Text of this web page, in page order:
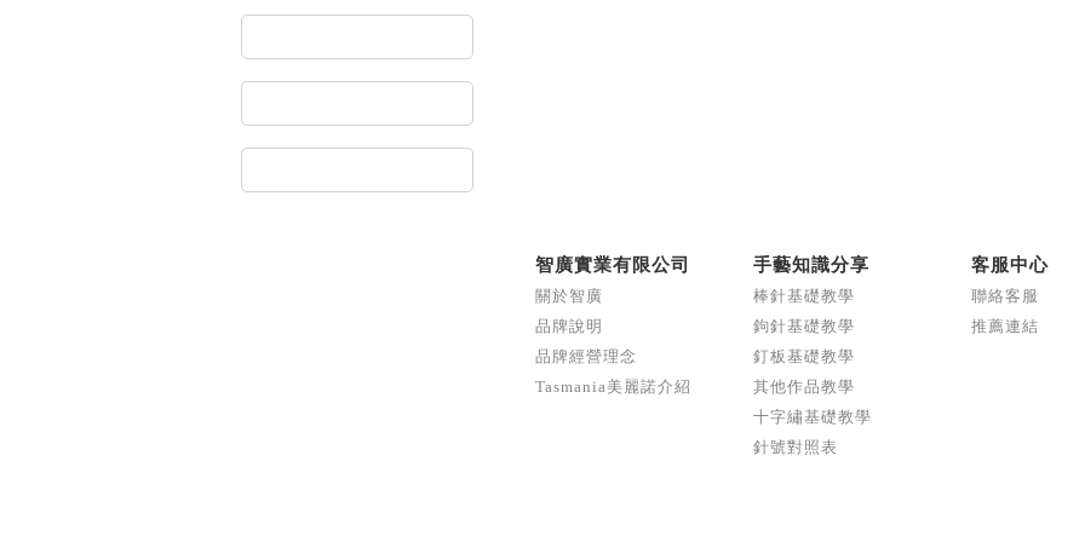
智廣實業有限公司
關於智廣
品牌說明
品牌經營理念
Tasmania美麗諾介紹
手藝知識分享
棒針基礎教學
鉤針基礎教學
釘板基礎教學
其他作品教學
十字繡基礎教學
針號對照表
客服中心
聯絡客服
推薦連結